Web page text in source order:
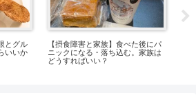
とグル
いいか
【摂食障害と家族】食べた後にパ
ニックになる・落ち込む。家族は
どうすればいい？